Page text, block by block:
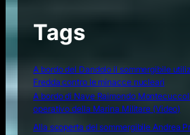
Tags
A bordo del Dandolo il sommergibile
Fredda contro le minacce nucleari
A bordo di Nave Raimondo
operativo della Marina Militare (Video)
Alla scoperta del sommergibile Andrea